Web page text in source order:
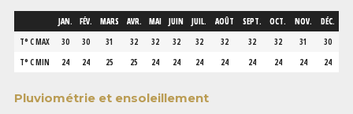
JAN. FÉV. MARS AVR. MAI JUIN JUIL. AOÛT SEPT. OCT. NOV.
DÉC.
T° C MAX
30 30 31 32 32 32 32 32 32 32 31
30
T° C MIN
24 24 25 25 24 24 24 24 24 24 24 24
Pluviométrie et ensoleillement